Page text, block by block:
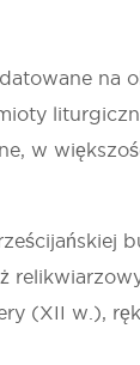
na
w
(XII w.),